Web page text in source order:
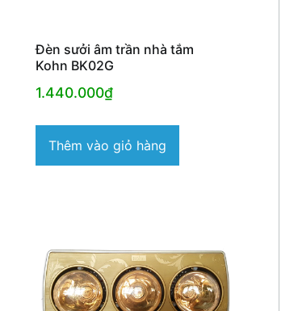
Đèn sưởi âm trần nhà tắm
Kohn BK02G
1.440.000₫
Thêm vào giỏ hàng